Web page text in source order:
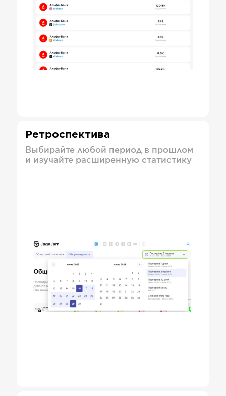
Ретроспектива
Выбирайте любой период в прошлом
и изучайте расширенную статистику